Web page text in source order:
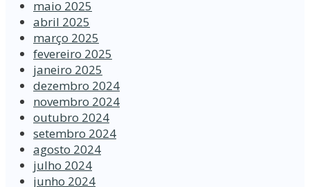
maio 2025
abril 2025
março 2025
fevereiro 2025
janeiro 2025
dezembro 2024
novembro 2024
outubro 2024
setembro 2024
agosto 2024
julho 2024
junho 2024